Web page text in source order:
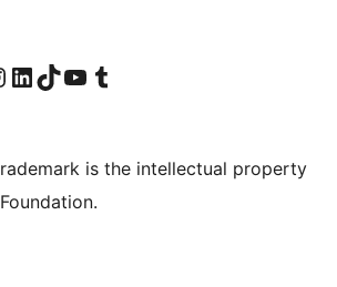
へ LinkedIn アカウントへTikTok アカウントへYouTube チャンネルへ Tumblr アカウントへ
is the intellectual property